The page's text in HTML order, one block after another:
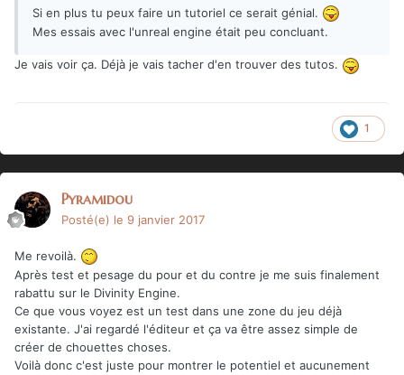
Si en plus tu peux faire un tutoriel ce serait génial.
Mes essais avec l'unreal engine était peu concluant.
Je vais voir ça. Déjà je vais tacher d'en trouver des tutos.
1
Pyramidou
Posté(e) le 9 janvier 2017
Me revoilà.
Après test et pesage du pour et du contre je me suis finalement
rabattu sur le Divinity Engine.
Ce que vous voyez est un test dans une zone du jeu déjà
existante. J'ai regardé l'éditeur et ça va être assez simple de
créer de chouettes choses.
Voilà donc c'est juste pour montrer le potentiel et aucunement